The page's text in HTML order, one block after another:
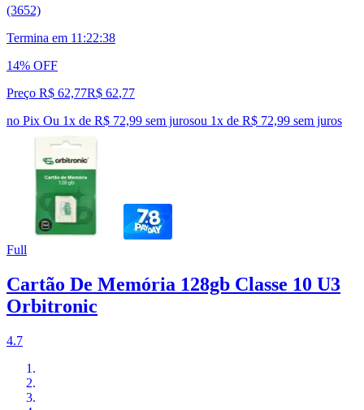
(3652)
Termina em 11:22:37
14% OFF
Preço R$ 62,77R$ 62,77
no Pix Ou 1x de R$ 72,99 sem jurosou 1x de R$ 72,99 sem juros
Full
Cartão De Memória 128gb Classe 10 U3
Orbitronic
4.7